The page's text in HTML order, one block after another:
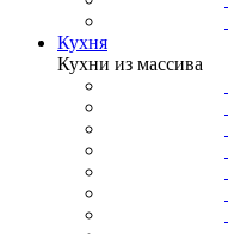
Кухня
Кухни из массива